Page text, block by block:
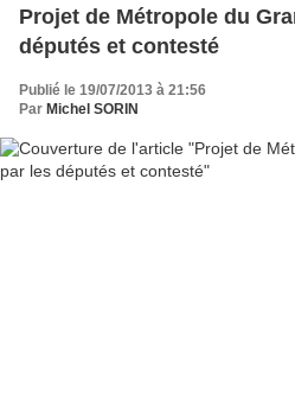
Projet de Métropole du
députés et contesté
Publié le 19/07/2013 à 21:56
Par Michel SORIN